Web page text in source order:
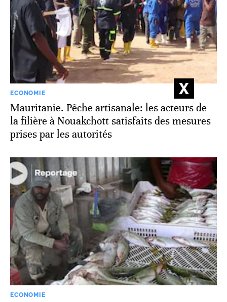
ECONOMIE
Mauritanie. Pêche artisanale: les acteurs de
la filière à Nouakchott satisfaits des mesures
prises par les autorités
ECONOMIE